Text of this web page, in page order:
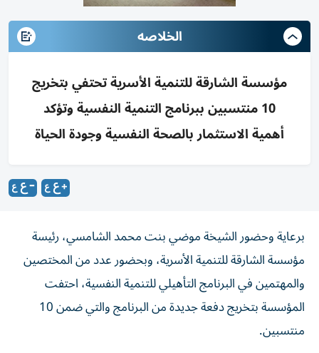
الخلاصه
مؤسسة الشارقة للتنمية الأسرية تحتفي بتخريج
10 منتسبين ببرنامج التنمية النفسية وتؤكد
أهمية الاستثمار بالصحة النفسية وجودة الحياة
برعاية وحضور الشيخة موضي بنت محمد الشامسي، رئيسة
مؤسسة الشارقة للتنمية الأسرية، وبحضور عدد من المختصين
والمهتمين في البرنامج التأهيلي للتنمية النفسية، احتفت
المؤسسة بتخريج دفعة جديدة من البرنامج والتي ضمن 10
منتسبين.